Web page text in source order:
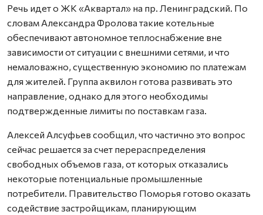
Речь идет о ЖК «Аквартал» на пр. Ленинградский. По
словам Александра Фролова такие котельные
обеспечивают автономное теплоснабжение вне
зависимости от ситуации с внешними сетями, и что
немаловажно, существенную экономию по платежам
для жителей. Группа аквилон готова развивать это
направление, однако для этого необходимы
подтвержденные лимиты по поставкам газа.
Алексей Алсуфьев сообщил, что частично это вопрос
сейчас решается за счет перераспределения
свободных объемов газа, от которых отказались
некоторые потенциальные промышленные
потребители. Правительство Поморья готово оказать
содействие застройщикам, планирующим